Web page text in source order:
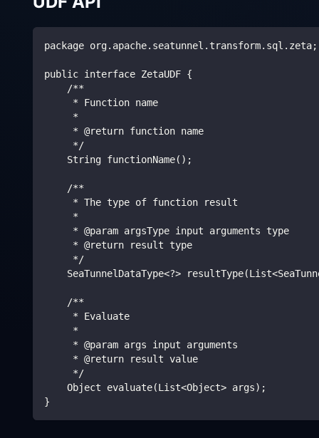
package org.apache.seatunnel.transform.sql.zeta;
public interface ZetaUDF {
    /**
     * Function name
     *
     * @return function name
     */
    String functionName();
    /**
     * The type of function result
     *
     * @param argsType input arguments type
     * @return result type
     */
SeaTunnelDataType<?>
    /**
     * Evaluate
     *
     * @param args input arguments
     * @return result value
     */
    Object evaluate(List<Object> args);
}